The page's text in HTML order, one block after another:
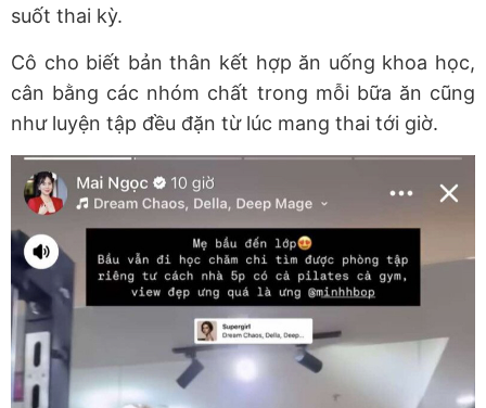
suốt thai kỳ.
Cô cho biết bản thân kết hợp ăn uống khoa học,
cân bằng các nhóm chất trong mỗi bữa ăn cũng
như luyện tập đều đặn từ lúc mang thai tới giờ.